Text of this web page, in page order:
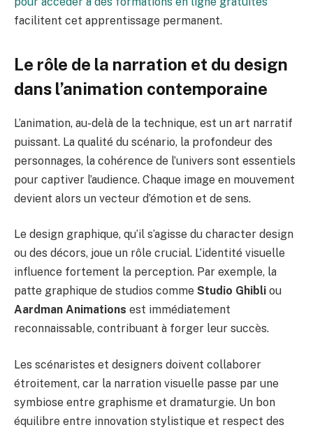
facilitent cet apprentissage permanent.
Le rôle de la narration et du design
dans l’animation contemporaine
L’animation, au-delà de la technique, est un art narratif
puissant. La qualité du scénario, la profondeur des
personnages, la cohérence de l’univers sont essentiels
pour captiver l’audience. Chaque image en mouvement
devient alors un vecteur d’émotion et de sens.
Le design graphique, qu’il s’agisse du character design
ou des décors, joue un rôle crucial. L’identité visuelle
influence fortement la perception. Par exemple, la
patte graphique de studios comme Studio Ghibli ou
Aardman Animations est immédiatement
reconnaissable, contribuant à forger leur succès.
Les scénaristes et designers doivent collaborer
étroitement, car la narration visuelle passe par une
symbiose entre graphisme et dramaturgie. Un bon
équilibre entre innovation stylistique et respect des